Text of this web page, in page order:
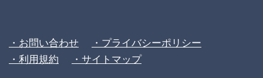
・お問い合わせ
・プライバシーポリシー
・利用規約
・サイトマップ